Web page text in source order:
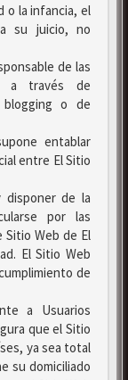
o la infancia, el
su juicio, no
de las
a través de
o de
entablar
entre El Sitio
disponer de la
por las
Web de El
El Sitio Web
de
a Usuarios
que el Sitio
ya sea total
su domiciliado